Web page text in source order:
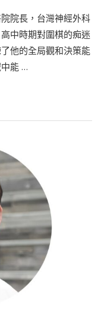
院長，台灣神經外科
中時期對圍棋的痴迷
他的全局觀和決策能
能 …